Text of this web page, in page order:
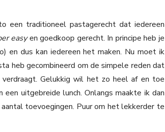
een traditioneel pastagerecht dat iedereen
easyen goedkoop gerecht. In principe heb je
en dus kan iedereen het maken. Nu moet ik
heb gecombineerd om de simpele reden dat
Gelukkig wil het zo heel af en toe
uitgebreide lunch. Onlangs maakte ik dan
toevoegingen. Puur om het lekkerder te